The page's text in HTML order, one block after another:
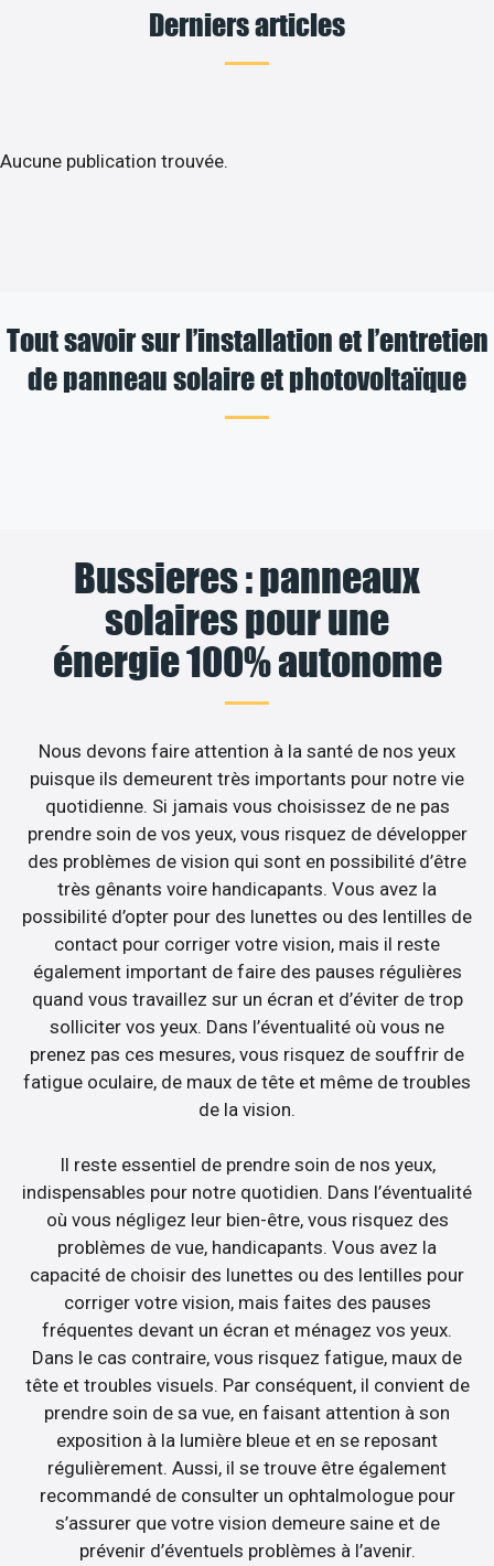
Derniers articles
Aucune publication trouvée.
Tout savoir sur l’installation et l’entretien
de panneau solaire et photovoltaïque
Bussieres : panneaux
solaires pour une
énergie 100% autonome
Nous devons faire attention à la santé de nos yeux
puisque ils demeurent très importants pour notre vie
quotidienne. Si jamais vous choisissez de ne pas
prendre soin de vos yeux, vous risquez de développer
des problèmes de vision qui sont en possibilité d’être
très gênants voire handicapants. Vous avez la
possibilité d’opter pour des lunettes ou des lentilles de
contact pour corriger votre vision, mais il reste
également important de faire des pauses régulières
quand vous travaillez sur un écran et d’éviter de trop
solliciter vos yeux. Dans l’éventualité où vous ne
prenez pas ces mesures, vous risquez de souffrir de
fatigue oculaire, de maux de tête et même de troubles
de la vision.
Il reste essentiel de prendre soin de nos yeux,
indispensables pour notre quotidien. Dans l’éventualité
où vous négligez leur bien-être, vous risquez des
problèmes de vue, handicapants. Vous avez la
capacité de choisir des lunettes ou des lentilles pour
corriger votre vision, mais faites des pauses
fréquentes devant un écran et ménagez vos yeux.
Dans le cas contraire, vous risquez fatigue, maux de
tête et troubles visuels. Par conséquent, il convient de
prendre soin de sa vue, en faisant attention à son
exposition à la lumière bleue et en se reposant
régulièrement. Aussi, il se trouve être également
recommandé de consulter un ophtalmologue pour
s’assurer que votre vision demeure saine et de
prévenir d’éventuels problèmes à l’avenir.